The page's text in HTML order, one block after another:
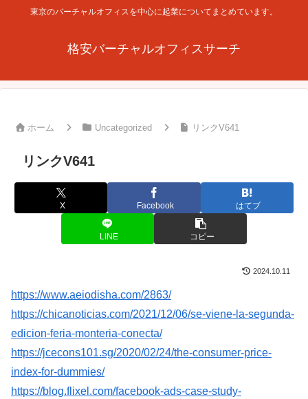
東京のバーチャルオフィスを中心に起業についてまとめています。
格安バーチャルオフィスサーチ
ホーム Uncategorized リンクV641
リンクV641
X Facebook はてブ
LINE コピー
2024.10.11
https://www.aeiodisha.com/2863/
https://chicanoticias.com/2021/12/06/se-viene-la-segunda-
edicion-feria-monteria-conecta/
https://jcecons101.sg/2020/02/24/the-consumer-price-
index-for-dummies/
https://blog.flixel.com/facebook-ads-case-study-